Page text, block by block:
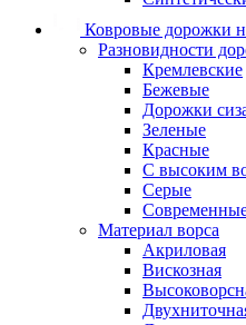
Ковровые дорожки
Разновидности
Кремлевские
Бежевые
Дорожки
Зеленые
Красные
С высоким
Серые
Материал ворса
Акриловая
Вискозная